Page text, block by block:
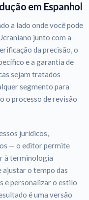
em Espanhol
a lado onde você pode
junto com a
da precisão, o
e a garantia de
sejam tratados
segmento para
o processo de revisão
jurídicos,
— o editor permite
à terminologia
ajustar o tempo das
e personalizar o estilo
é uma versão